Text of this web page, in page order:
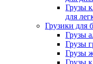
Грузы
для
Грузики для
Грузы
Грузы
Грузы
Грузы